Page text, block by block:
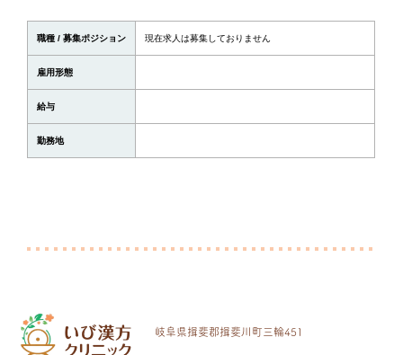
職種 / 募集ポジション 現在求人は募集しておりません
雇用形態
給与
勤務地
岐阜県揖斐郡揖斐川町三輪451